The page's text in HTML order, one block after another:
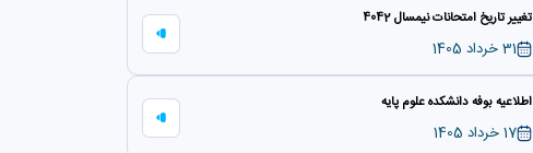
تغییر تاریخ امتحانات نیمسال 4042
31 خرداد 1405
اطلاعیه بوفه دانشکده علوم پایه
17 خرداد 1405